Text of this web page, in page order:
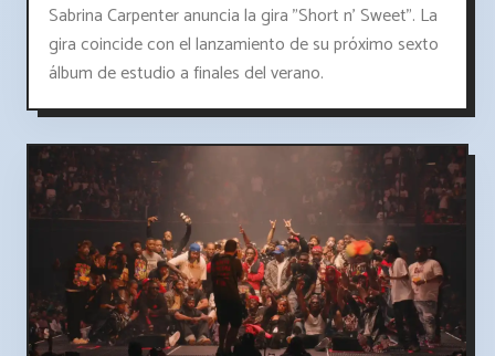
Sabrina Carpenter anuncia la gira "Short n' Sweet". La
gira coincide con el lanzamiento de su próximo sexto
álbum de estudio a finales del verano.